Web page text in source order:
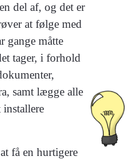
del af, og det er
at følge med
gange måtte
tager, i forhold
samt lægge alle
få en hurtigere